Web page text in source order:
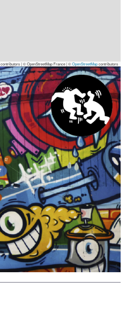
contributors|© OpenStreetMap France | ©OpenStreetMapcontributors